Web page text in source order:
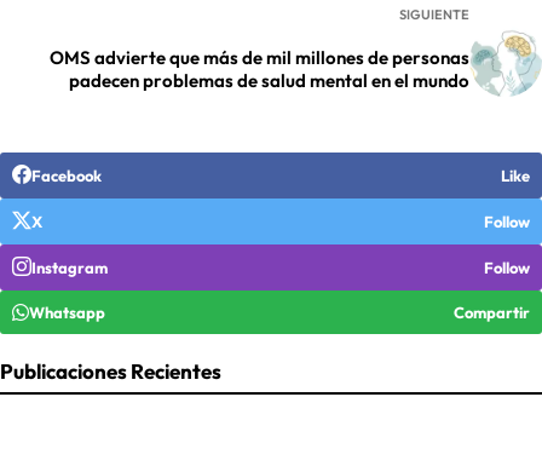
SIGUIENTE
OMS advierte que más de mil millones de personas
padecen problemas de salud mental en el mundo
Facebook Like
X Follow
Instagram Follow
Whatsapp Compartir
Publicaciones Recientes